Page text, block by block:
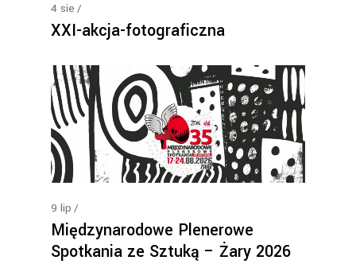
4 sie
XXI-akcja-fotograficzna
9 lip
Międzynarodowe Plenerowe
Spotkania ze Sztuką – Żary 2026